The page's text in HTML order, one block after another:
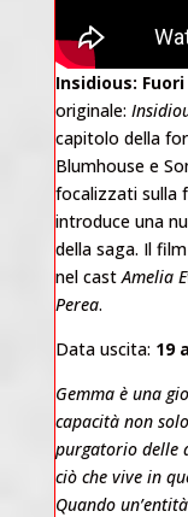
Insidious:
originale:
capitolo della
Blumhouse e
focalizzati sulla
introduce una
della saga. Il
nel castAmelia
Perea.
Data uscita: 19
Gemma è una
capacità non
purgatorio delle
ciò che vive in
Quando